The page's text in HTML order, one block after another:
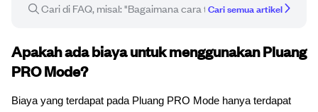
Cari semua artikel
Artikel FAQ
Apakah ada biaya untuk menggunakan Pluang
PRO Mode?
Biaya yang terdapat pada Pluang PRO Mode hanya terdapat